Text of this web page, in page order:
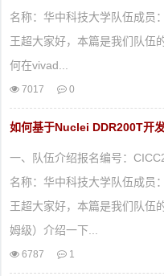
名称：华中科技大学队伍成员
王超大家好，本篇是我们队伍
何在vivad...
7017 0
如何基于Nuclei DDR200T开
一、队伍介绍报名编号：
名称：华中科技大学队伍成员
王超大家好，本篇是我们队伍
姆级）介绍一下...
6787 1